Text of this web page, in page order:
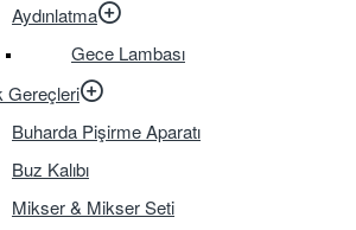
Aydınlatma
Gece Lambası
Gereçleri
Buharda Pişirme Aparatı
Buz Kalıbı
Mikser & Mikser Seti